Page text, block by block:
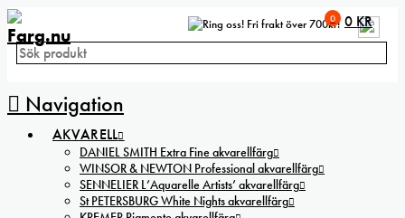
Fri frakt över 700kr!
Navigation
0 0 KR
AKVARELL
DANIEL SMITH Extra Fine akvarellfärg
WINSOR & NEWTON Professional akvarellfärg
SENNELIER L’Aquarelle Artists’ akvarellfärg
St PETERSBURG White Nights akvarellfärg